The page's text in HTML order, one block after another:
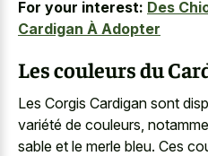
For your interest: Des
Cardigan À Adopter
Les couleurs du
Les Corgis Cardigan sont
variété de couleurs,
sable et le merle bleu. Ces